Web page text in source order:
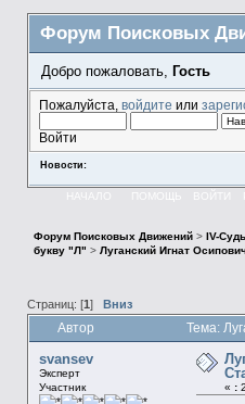
Форум Поисковых
Добро пожаловать, Гость
Пожалуйста, войдите или
Войти
Новости:
НАЧАЛО ПОМОЩЬ ВОЙТИ
Форум Поисковых Движений> IV-
букву "Л" > Луганский Игнат
Страниц: [1 ] Вниз
Автор Тема:
svansev
Эксперт
Участник
« :